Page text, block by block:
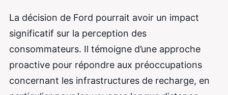
La décision de Ford pourrait avoir un impact
significatif sur la perception des
consommateurs. Il témoigne d’une approche
proactive pour répondre aux préoccupations
concernant les infrastructures de recharge, en